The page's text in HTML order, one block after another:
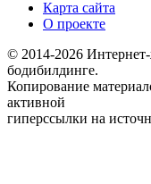
Карта сайта
О проекте
© 2014-2026
бодибилдинге.
Копирование
активной
гиперссылки на